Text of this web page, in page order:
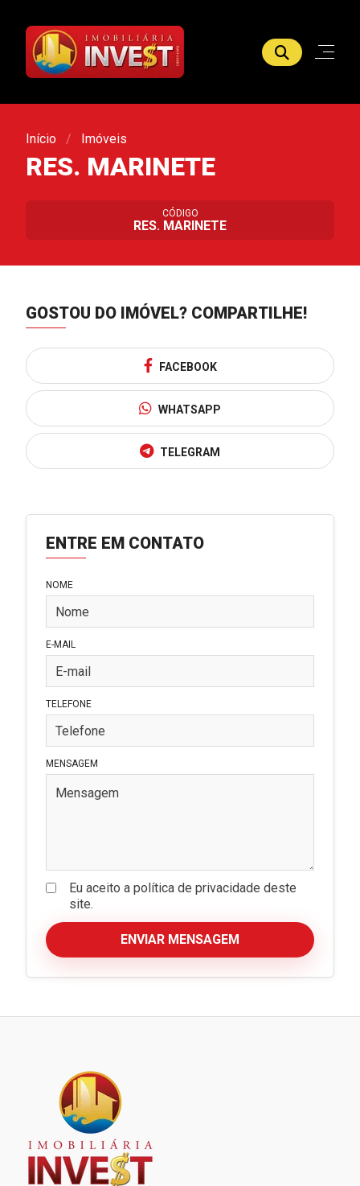
Início Imóveis
RES. MARINETE
CÓDIGO
RES. MARINETE
ENTRE EM CONTATO
NOME
E-MAIL
TELEFONE
MENSAGEM
Eu aceito a política de privacidade deste
site.
ENVIAR MENSAGEM
GOSTOU DO IMÓVEL? COMPARTILHE!
FACEBOOK
WHATSAPP
TELEGRAM